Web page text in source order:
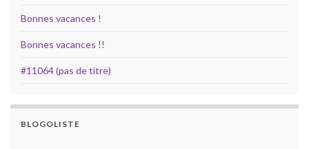
Bonnes vacances !
Bonnes vacances !!
#11064 (pas de titre)
BLOGOLISTE